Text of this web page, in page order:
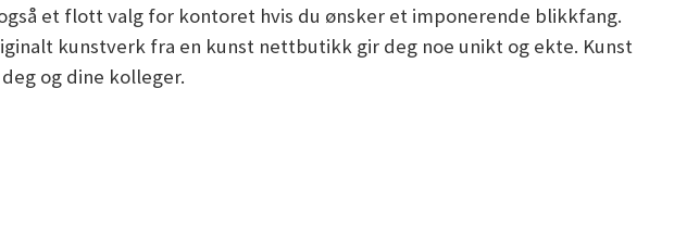
et flott valg for kontoret hvis du ønsker et imponerende blikkfang.
kunstverk fra en kunst nettbutikk gir deg noe unikt og ekte. Kunst
og dine kolleger.